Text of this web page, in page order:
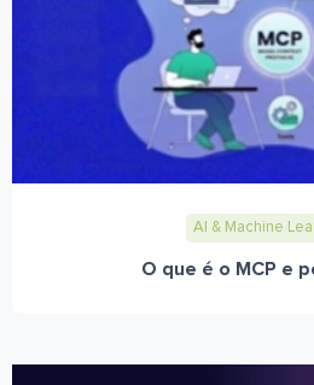
AI & Machine
O que é o MCP e